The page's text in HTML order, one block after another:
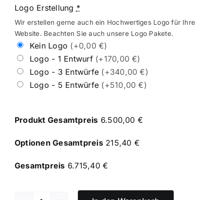
Logo Erstellung *
Wir erstellen gerne auch ein Hochwertiges Logo für Ihre
Website. Beachten Sie auch unsere Logo Pakete.
Kein Logo (+0,00 €)
Logo - 1 Entwurf (+170,00 €)
Logo - 3 Entwürfe (+340,00 €)
Logo - 5 Entwürfe (+510,00 €)
Produkt Gesamtpreis 6.500,00 €
Optionen Gesamtpreis 215,40 €
Gesamtpreis 6.715,40 €